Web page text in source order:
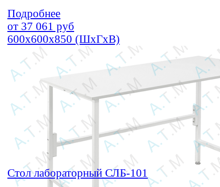
Подробнее
от 37 061 руб
600х600х850 (ШхГхВ)
Стол лабораторный СЛБ-101